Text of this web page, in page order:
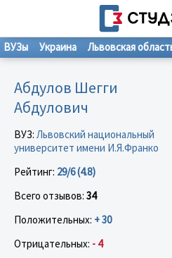
ВУЗы Украина Львовская
Абдулов Шегги
Абдулович
ВУЗ: Львовский национальный
университет имени И.Я.Франко
Рейтинг: 29/6 (4.8)
Всего отзывов: 34
Положительных: + 30
Отрицательных: - 4